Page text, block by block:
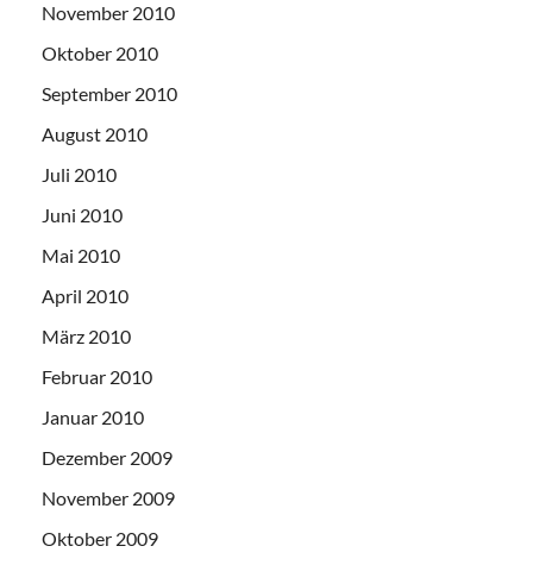
November 2010
Oktober 2010
September 2010
August 2010
Juli 2010
Juni 2010
Mai 2010
April 2010
März 2010
Februar 2010
Januar 2010
Dezember 2009
November 2009
Oktober 2009